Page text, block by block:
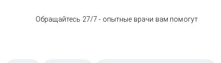
Обращайтесь 27/7 - опытные врачи вам помогут